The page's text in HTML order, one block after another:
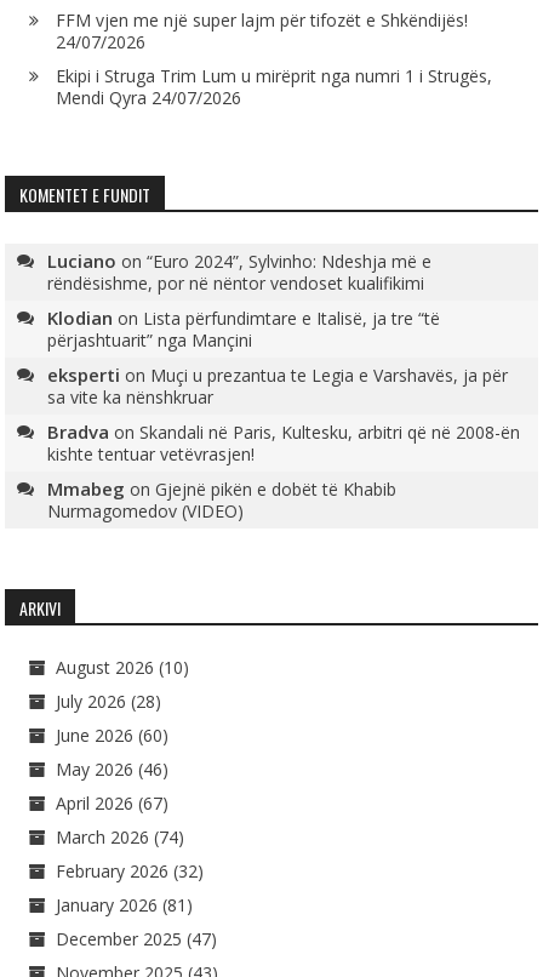
FFM vjen me një super lajm për tifozët e Shkëndijës!
24/07/2026
Ekipi i Struga Trim Lum u mirëprit nga numri 1 i Strugës,
Mendi Qyra 24/07/2026
KOMENTET E FUNDIT
Luciano on“Euro 2024”, Sylvinho: Ndeshja më e
rëndësishme, por në nëntor vendoset kualifikimi
Klodian on Lista përfundimtare e Italisë, ja tre “të
përjashtuarit” nga Mançini
eksperti on Muçi u prezantua te Legia e Varshavës, ja për
sa vite ka nënshkruar
Bradva onSkandali në Paris, Kultesku, arbitri që në 2008-ën
kishte tentuar vetëvrasjen!
Mmabeg onGjejnë pikën e dobët të Khabib
Nurmagomedov (VIDEO)
ARKIVI
August 2026 (10)
July 2026 (28)
June 2026 (60)
May 2026 (46)
April 2026 (67)
March 2026 (74)
February 2026 (32)
January 2026 (81)
December 2025 (47)
November 2025 (43)